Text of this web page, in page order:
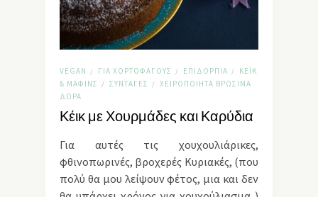
VEGAN / ΓΙΑ ΧΟΡΤΟΦΆΓΟΥΣ / ΕΠΙΔΌΡΠΙΑ /
ΚΈΙΚ
& ΜΆΦΙΝΣ
/ ΣΥΝΤΑΓΈΣ /
ΧΕΙΡΟΠΟΊΗΤΑ ΒΡΏΣΙΜΑ
ΔΏΡΑ
Κέικ με Χουρμάδες και Καρύδια
Για αυτές τις χουχουλιάρικες,
φθινοπωρινές, βροχερές Κυριακές, (που
πολύ θα μου λείψουν φέτος, μια και δεν